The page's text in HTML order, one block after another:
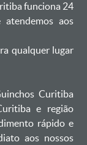
funciona 24
aos
qualquer lugar
Curitiba
e região
rápido e
aos nossos